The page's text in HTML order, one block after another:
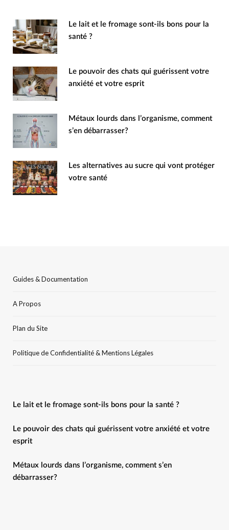
Le lait et le fromage sont-ils bons pour la
santé ?
Le pouvoir des chats qui guérissent votre
anxiété et votre esprit
Métaux lourds dans l’organisme, comment
s’en débarrasser?
Les alternatives au sucre qui vont protéger
votre santé
Guides & Documentation
A Propos
Plan du Site
Politique de Confidentialité & Mentions Légales
Le lait et le fromage sont-ils bons pour la santé ?
Le pouvoir des chats qui guérissent votre anxiété et votre
esprit
Métaux lourds dans l’organisme, comment s’en
débarrasser?